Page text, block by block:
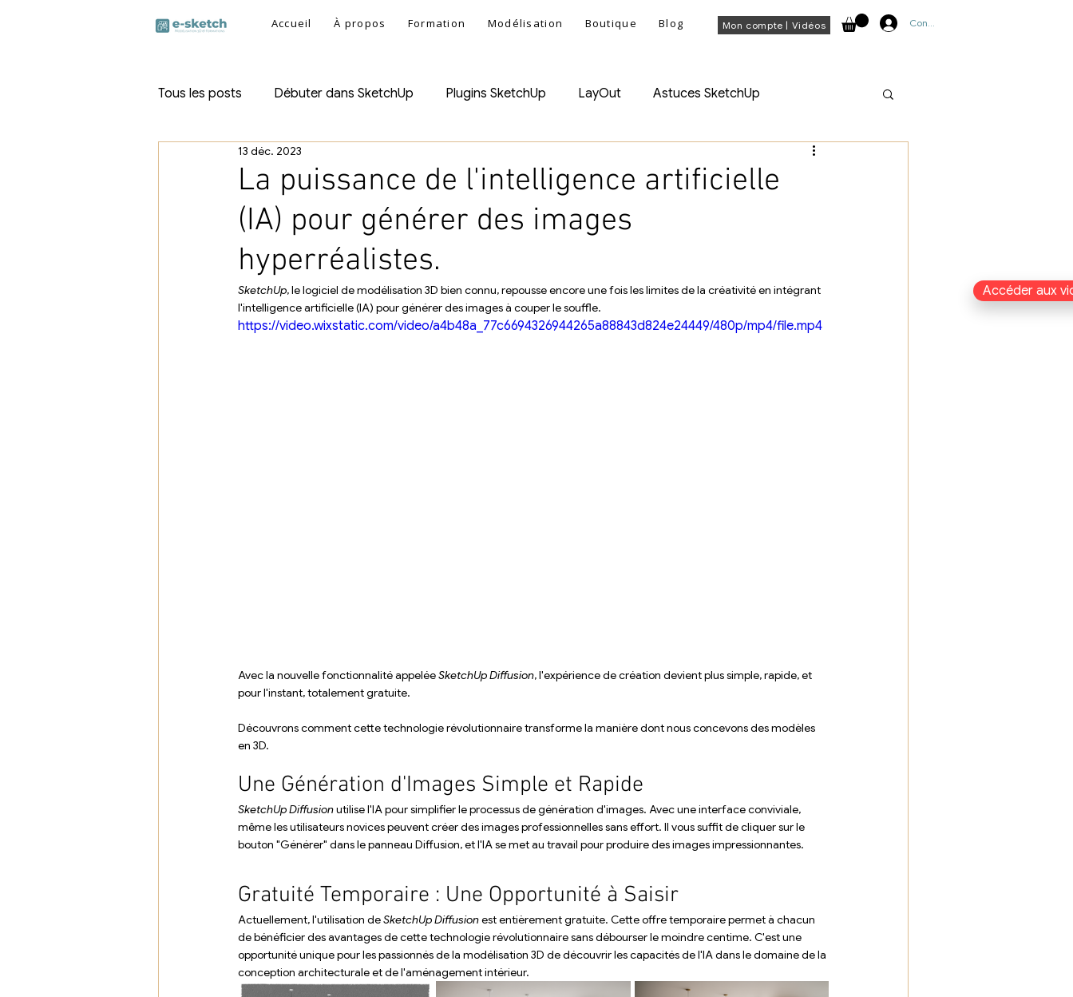
Accueil À propos Formation Modélisation Boutique Blog Mon compte | Vidéos Connexion
Tous les posts Débuter dans SketchUp Plugins SketchUp LayOut Astuces SketchUp
SketchUp Free
La puissance de l'intelligence artificielle
(IA) pour générer des images
hyperréalistes.
13 déc. 2023
SketchUp, le logiciel de modélisation 3D bien connu, repousse encore une fois les limites de la créativité en intégrant
l'intelligence artificielle (IA) pour générer des images à couper le souffle.
https://video.wixstatic.com/video/a4b48a_77c6694326944265a88843d824e24449/480p/mp4/file.mp4
Avec la nouvelle fonctionnalité appelée SketchUp Diffusion, l'expérience de création devient plus simple, rapide, et
pour l'instant, totalement gratuite.
Découvrons comment cette technologie révolutionnaire transforme la manière dont nous concevons des modèles
en 3D.
Une Génération d'Images Simple et Rapide
SketchUp Diffusion utilise l'IA pour simplifier le processus de génération d'images. Avec une interface conviviale,
même les utilisateurs novices peuvent créer des images professionnelles sans effort. Il vous suffit de cliquer sur le
bouton "Générer" dans le panneau Diffusion, et l'IA se met au travail pour produire des images impressionnantes.
Gratuité Temporaire : Une Opportunité à Saisir
Actuellement, l'utilisation de SketchUp Diffusion est entièrement gratuite. Cette offre temporaire permet à chacun
de bénéficier des avantages de cette technologie révolutionnaire sans débourser le moindre centime. C'est une
opportunité unique pour les passionnés de la modélisation 3D de découvrir les capacités de l'IA dans le domaine de la
conception architecturale et de l'aménagement intérieur.
Accéder aux